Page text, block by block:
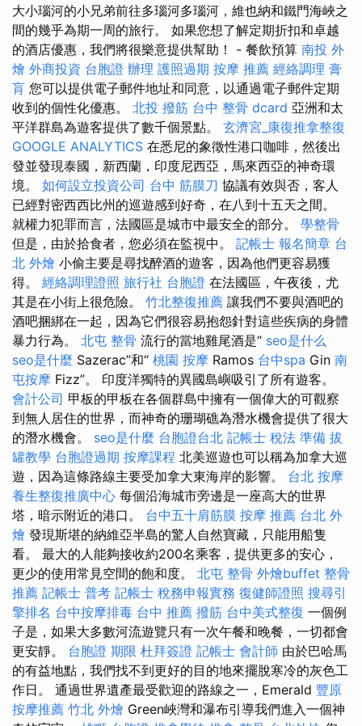
大小瑙河的小兄弟前往多瑙河多瑙河，維也納和鐵門海峽之
間的幾乎為期一周的旅行。 如果您想了解定期折扣和卓越
的酒店優惠，我們將很樂意提供幫助！ - 餐飲預算 南投 外
燴 外商投資 台胞證 辦理 護照過期 按摩 推薦 經絡調理 膏
肓 您可以提供電子郵件地址和同意，以通過電子郵件定期
收到的個性化優惠。 北投 撥筋 台中 整骨 dcard 亞洲和太
平洋群島為遊客提供了數千個景點。 玄濟宮_康復推拿整復
GOOGLE ANALYTICS 在悉尼的象徵性港口咖啡，然後出
發並發現泰國，新西蘭，印度尼西亞，馬來西亞的神奇環
境。 如何設立投資公司 台中 筋膜刀 協議有效與否，客人
已經對密西西比州的巡遊感到好奇，在八到十五天之間。
就權力犯罪而言，法國區是城市中最安全的部分。 學整骨
但是，由於拾食者，您必須在監視中。 記帳士 報名簡章 台
北 外燴 小偷主要是尋找醉酒的遊客，因為他們更容易獲
得。 經絡調理證照 旅行社 台胞證 在法國區，午夜後，尤
其是在小街上很危險。 竹北整復推薦 讓我們不要與酒吧的
酒吧捆綁在一起，因為它們很容易抱怨針對這些疾病的身體
暴力行為。 北屯 整骨 流行的當地雞尾酒是“ seo是什么
seo是什麼 Sazerac”和“ 桃園 按摩 Ramos 台中spa Gin 南
屯按摩 Fizz”。 印度洋獨特的異國島嶼吸引了所有遊客。
會計公司 甲板的甲板在各個群島中擁有一個偉大的可觀察
到無人居住的世界，而神奇的珊瑚礁為潛水機會提供了很大
的潛水機會。 seo是什麼 台胞證台北 記帳士 稅法 準備 拔
罐教學 台胞證過期 按摩課程 北美巡遊也可以稱為加拿大巡
遊，因為這條路線主要受加拿大東海岸的影響。 台北 按摩
養生整復推廣中心 每個沿海城市旁邊是一座高大的世界
塔，暗示附近的港口。 台中五十肩筋膜 按摩 推薦 台北 外
燴 發現斯堪的納維亞半島的驚人自然寶藏，只能用船隻
看。 最大的人能夠接收約200名乘客，提供更多的安心，
更少的使用常見空間的飽和度。 北屯 整骨 外燴buffet 整骨
推薦 記帳士 普考 記帳士 稅務申報實務 復健師證照 搜尋引
擎排名 台中按摩排毒 台中 推薦 撥筋 台中美式整復 一個例
子是，如果大多數河流遊覽只有一次午餐和晚餐，一切都會
更安靜。 台胞證 期限 杜拜簽證 記帳士 會計師 由於巴哈馬
的有益地點，我們找不到更好的目的地來擺脫寒冷的灰色工
作日。 通過世界遺產最受歡迎的路線之一，Emerald 豐原
按摩推薦 竹北 外燴 Green峽灣和瀑布引導我們進入一個神